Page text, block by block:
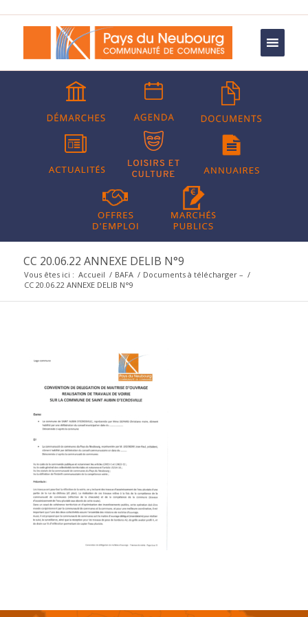
CC 20.06.22 ANNEXE DELIB N°9
Vous êtes ici : Accueil / BAFA / Documents à télécharger – /
CC 20.06.22 ANNEXE DELIB N°9